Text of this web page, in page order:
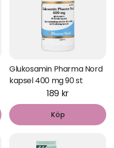
Glukosamin Pharma Nord
kapsel 400 mg 90 st
189 kr
Köp